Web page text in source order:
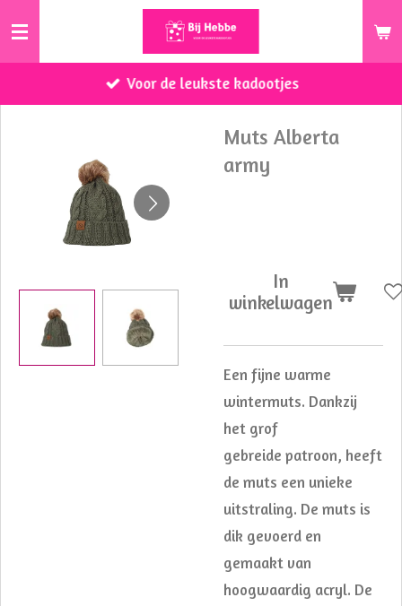
Ga
de
Voor de leukste kadootjes
Muts Alberta
army
In
winkelwagen
Een fijne warme
wintermuts. Dankzij
het grof
gebreide patroon, heeft
de muts een unieke
uitstraling. De muts is
dik gevoerd en
gemaakt van
hoogwaardig acryl. De